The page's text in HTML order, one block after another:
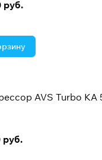
руб.
AVS Turbo KA
руб.